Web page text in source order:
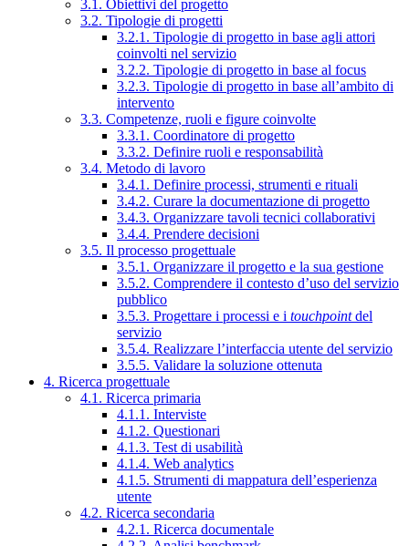
3.1. Obiettivi del progetto
3.2. Tipologie di progetti
3.2.1. Tipologie di progetto in base agli attori
coinvolti nel servizio
3.2.2. Tipologie di progetto in base al focus
3.2.3. Tipologie di progetto in base all’ambito di
intervento
3.3. Competenze, ruoli e figure coinvolte
3.3.1. Coordinatore di progetto
3.3.2. Definire ruoli e responsabilità
3.4. Metodo di lavoro
3.4.1. Definire processi, strumenti e rituali
3.4.2. Curare la documentazione di progetto
3.4.3. Organizzare tavoli tecnici collaborativi
3.4.4. Prendere decisioni
3.5. Il processo progettuale
3.5.1. Organizzare il progetto e la sua gestione
3.5.2. Comprendere il contesto d’uso del servizio
pubblico
3.5.3. Progettare i processi e i touchpointdel
servizio
3.5.4. Realizzare l’interfaccia utente del servizio
3.5.5. Validare la soluzione ottenuta
4. Ricerca progettuale
4.1. Ricerca primaria
4.1.1. Interviste
4.1.2. Questionari
4.1.3. Test di usabilità
4.1.4. Web analytics
4.1.5. Strumenti di mappatura dell’esperienza
utente
4.2. Ricerca secondaria
4.2.1. Ricerca documentale